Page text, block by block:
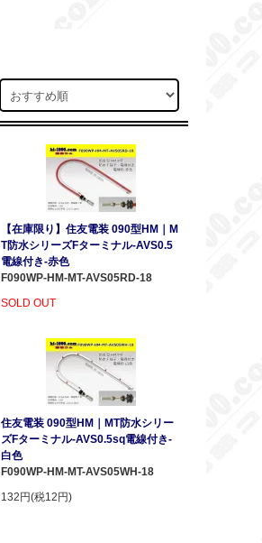
【在庫限り】住友電装 090型HM｜M
T防水シリーズFターミナル-AVS0.5
電線付き-赤色
F090WP-HM-MT-AVS05RD-18
SOLD OUT
住友電装 090型HM｜MT防水シリー
ズFターミナル-AVS0.5sq電線付き-
白色
F090WP-HM-MT-AVS05WH-18
132円(税12円)